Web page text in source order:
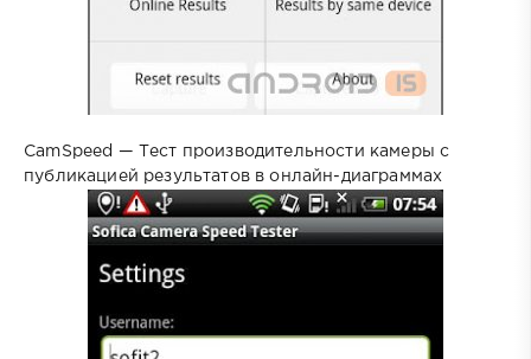
CamSpeed — Тест производительности камеры с
публикацией результатов в онлайн-диаграммах